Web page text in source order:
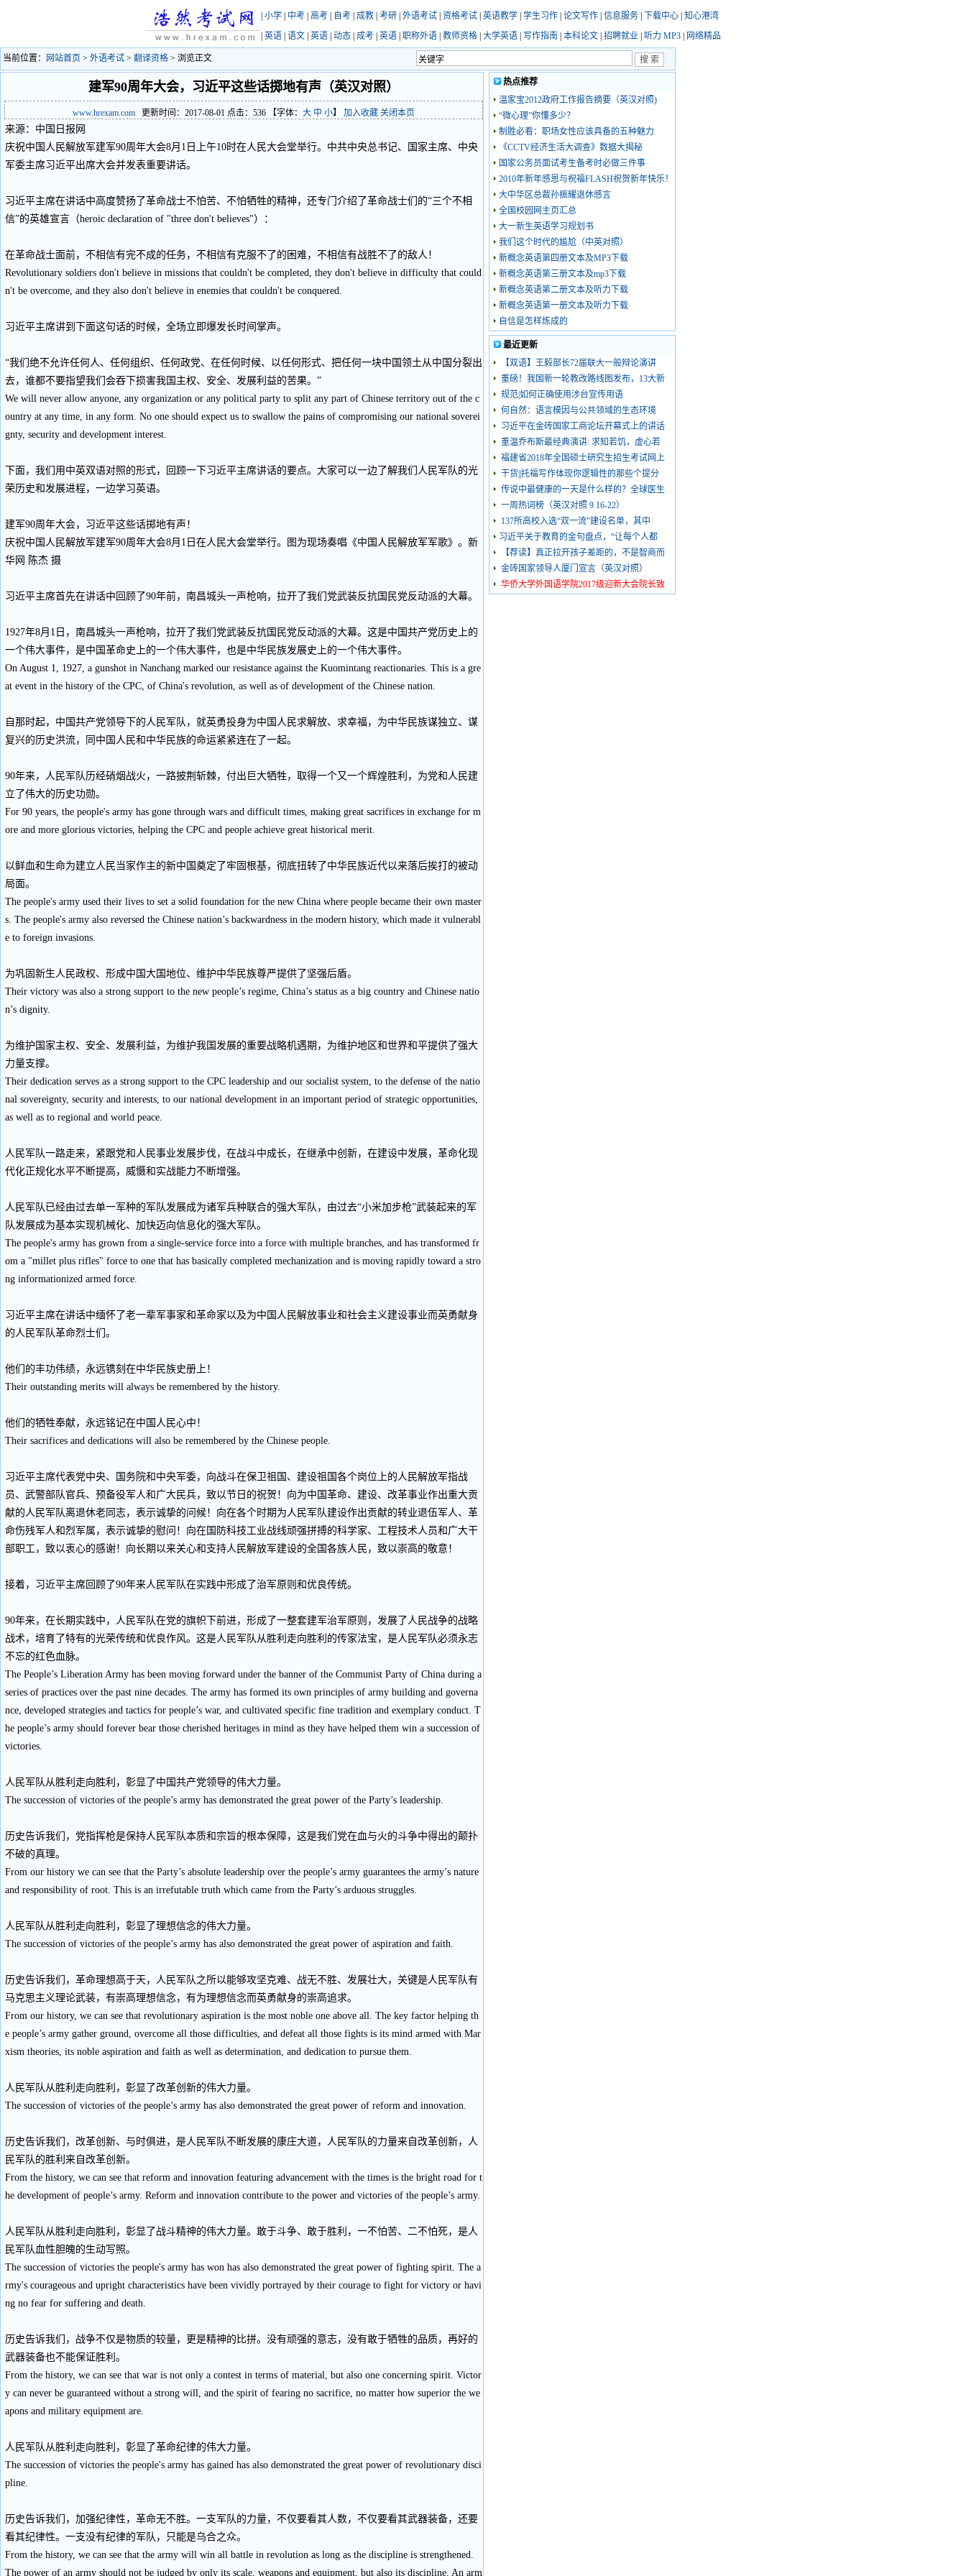
小学 中考 高考 自考 成教 考研 外语考试 资格考试 英语教学 学生习作 论文写作 信息服务 下载中心 知心港湾
英语 语文 英语 动态 成考 英语 职称外语 教师资格 大学英语 写作指南 本科论文 招聘就业 听力 MP3 网络精品
当前位置： 网站首页 > 外语考试 > 翻译资格 > 浏览正文
建军90周年大会，习近平这些话掷地有声（英汉对照）
www.hrexam.com 更新时间：2017-08-01 点击： 536 【字体： 大 中 小】 加入收藏 关闭本页
来源：中国日报网
庆祝中国人民解放军建军90周年大会8月1日上午10时在人民大会堂举行。中共中央总书记、国家主席、中央
军委主席习近平出席大会并发表重要讲话。
习近平主席在讲话中高度赞扬了革命战士不怕苦、不怕牺牲的精神，还专门介绍了革命战士们的“三个不相
信”的英雄宣言（heroic declaration of "three don't believes"）：
在革命战士面前，不相信有完不成的任务，不相信有克服不了的困难，不相信有战胜不了的敌人！
Revolutionary soldiers don't believe in missions that couldn't be completed, they don't believe in difficulty that could
n't be overcome, and they also don't believe in enemies that couldn't be conquered.
习近平主席讲到下面这句话的时候，全场立即爆发长时间掌声。
“我们绝不允许任何人、任何组织、任何政党、在任何时候、以任何形式、把任何一块中国领土从中国分裂出
去，谁都不要指望我们会吞下损害我国主权、安全、发展利益的苦果。”
We will never allow anyone, any organization or any political party to split any part of Chinese territory out of the c
ountry at any time, in any form. No one should expect us to swallow the pains of compromising our national soverei
gnty, security and development interest.
下面，我们用中英双语对照的形式，回顾一下习近平主席讲话的要点。大家可以一边了解我们人民军队的光
荣历史和发展进程，一边学习英语。
建军90周年大会，习近平这些话掷地有声！
庆祝中国人民解放军建军90周年大会8月1日在人民大会堂举行。图为现场奏唱《中国人民解放军军歌》。新
华网 陈杰 摄
习近平主席首先在讲话中回顾了90年前，南昌城头一声枪响，拉开了我们党武装反抗国民党反动派的大幕。
1927年8月1日，南昌城头一声枪响，拉开了我们党武装反抗国民党反动派的大幕。这是中国共产党历史上的
一个伟大事件，是中国革命史上的一个伟大事件，也是中华民族发展史上的一个伟大事件。
On August 1, 1927, a gunshot in Nanchang marked our resistance against the Kuomintang reactionaries. This is a gre
at event in the history of the CPC, of China's revolution, as well as of development of the Chinese nation.
自那时起，中国共产党领导下的人民军队，就英勇投身为中国人民求解放、求幸福，为中华民族谋独立、谋
复兴的历史洪流，同中国人民和中华民族的命运紧紧连在了一起。
90年来，人民军队历经硝烟战火，一路披荆斩棘，付出巨大牺牲，取得一个又一个辉煌胜利，为党和人民建
立了伟大的历史功勋。
For 90 years, the people's army has gone through wars and difficult times, making great sacrifices in exchange for m
ore and more glorious victories, helping the CPC and people achieve great historical merit.
以鲜血和生命为建立人民当家作主的新中国奠定了牢固根基，彻底扭转了中华民族近代以来落后挨打的被动
局面。
The people's army used their lives to set a solid foundation for the new China where people became their own master
s. The people's army also reversed the Chinese nation’s backwardness in the modern history, which made it vulnerabl
e to foreign invasions.
为巩固新生人民政权、形成中国大国地位、维护中华民族尊严提供了坚强后盾。
Their victory was also a strong support to the new people’s regime, China’s status as a big country and Chinese natio
n’s dignity.
为维护国家主权、安全、发展利益，为维护我国发展的重要战略机遇期，为维护地区和世界和平提供了强大
力量支撑。
Their dedication serves as a strong support to the CPC leadership and our socialist system, to the defense of the natio
nal sovereignty, security and interests, to our national development in an important period of strategic opportunities,
as well as to regional and world peace.
人民军队一路走来，紧跟党和人民事业发展步伐，在战斗中成长，在继承中创新，在建设中发展，革命化现
代化正规化水平不断提高，威慑和实战能力不断增强。
人民军队已经由过去单一军种的军队发展成为诸军兵种联合的强大军队，由过去“小米加步枪”武装起来的军
队发展成为基本实现机械化、加快迈向信息化的强大军队。
The people's army has grown from a single-service force into a force with multiple branches, and has transformed fr
om a "millet plus rifles" force to one that has basically completed mechanization and is moving rapidly toward a stro
ng informationized armed force.
习近平主席在讲话中缅怀了老一辈军事家和革命家以及为中国人民解放事业和社会主义建设事业而英勇献身
的人民军队革命烈士们。
他们的丰功伟绩，永远镌刻在中华民族史册上！
Their outstanding merits will always be remembered by the history.
他们的牺牲奉献，永远铭记在中国人民心中！
Their sacrifices and dedications will also be remembered by the Chinese people.
习近平主席代表党中央、国务院和中央军委，向战斗在保卫祖国、建设祖国各个岗位上的人民解放军指战
员、武警部队官兵、预备役军人和广大民兵，致以节日的祝贺！向为中国革命、建设、改革事业作出重大贡
献的人民军队离退休老同志，表示诚挚的问候！向在各个时期为人民军队建设作出贡献的转业退伍军人、革
命伤残军人和烈军属，表示诚挚的慰问！向在国防科技工业战线顽强拼搏的科学家、工程技术人员和广大干
部职工，致以衷心的感谢！向长期以来关心和支持人民解放军建设的全国各族人民，致以崇高的敬意！
接着，习近平主席回顾了90年来人民军队在实践中形成了治军原则和优良传统。
90年来，在长期实践中，人民军队在党的旗帜下前进，形成了一整套建军治军原则，发展了人民战争的战略
战术，培育了特有的光荣传统和优良作风。这是人民军队从胜利走向胜利的传家法宝，是人民军队必须永志
不忘的红色血脉。
The People’s Liberation Army has been moving forward under the banner of the Communist Party of China during a
series of practices over the past nine decades. The army has formed its own principles of army building and governa
nce, developed strategies and tactics for people’s war, and cultivated specific fine tradition and exemplary conduct. T
he people’s army should forever bear those cherished heritages in mind as they have helped them win a succession of
victories.
人民军队从胜利走向胜利，彰显了中国共产党领导的伟大力量。
The succession of victories of the people’s army has demonstrated the great power of the Party’s leadership.
历史告诉我们，党指挥枪是保持人民军队本质和宗旨的根本保障，这是我们党在血与火的斗争中得出的颠扑
不破的真理。
From our history we can see that the Party’s absolute leadership over the people’s army guarantees the army’s nature
and responsibility of root. This is an irrefutable truth which came from the Party’s arduous struggles.
人民军队从胜利走向胜利，彰显了理想信念的伟大力量。
The succession of victories of the people’s army has also demonstrated the great power of aspiration and faith.
历史告诉我们，革命理想高于天，人民军队之所以能够攻坚克难、战无不胜、发展壮大，关键是人民军队有
马克思主义理论武装，有崇高理想信念，有为理想信念而英勇献身的崇高追求。
From our history, we can see that revolutionary aspiration is the most noble one above all. The key factor helping th
e people’s army gather ground, overcome all those difficulties, and defeat all those fights is its mind armed with Mar
xism theories, its noble aspiration and faith as well as determination, and dedication to pursue them.
人民军队从胜利走向胜利，彰显了改革创新的伟大力量。
The succession of victories of the people’s army has also demonstrated the great power of reform and innovation.
历史告诉我们，改革创新、与时俱进，是人民军队不断发展的康庄大道，人民军队的力量来自改革创新，人
民军队的胜利来自改革创新。
From the history, we can see that reform and innovation featuring advancement with the times is the bright road for t
he development of people’s army. Reform and innovation contribute to the power and victories of the people’s army.
人民军队从胜利走向胜利，彰显了战斗精神的伟大力量。敢于斗争、敢于胜利，一不怕苦、二不怕死，是人
民军队血性胆魄的生动写照。
The succession of victories the people's army has won has also demonstrated the great power of fighting spirit. The a
rmy's courageous and upright characteristics have been vividly portrayed by their courage to fight for victory or havi
ng no fear for suffering and death.
历史告诉我们，战争不仅是物质的较量，更是精神的比拼。没有顽强的意志，没有敢于牺牲的品质，再好的
武器装备也不能保证胜利。
From the history, we can see that war is not only a contest in terms of material, but also one concerning spirit. Victor
y can never be guaranteed without a strong will, and the spirit of fearing no sacrifice, no matter how superior the we
apons and military equipment are.
人民军队从胜利走向胜利，彰显了革命纪律的伟大力量。
The succession of victories the people's army has gained has also demonstrated the great power of revolutionary disci
pline.
历史告诉我们，加强纪律性，革命无不胜。一支军队的力量，不仅要看其人数，不仅要看其武器装备，还要
看其纪律性。一支没有纪律的军队，只能是乌合之众。
From the history, we can see that the army will win all battle in revolution as long as the discipline is strengthened.
The power of an army should not be judged by only its scale, weapons and equipment, but also its discipline. An arm
热点推荐
温家宝2012政府工作报告摘要（英汉对照)
“微心理”你懂多少？
制胜必看：职场女性应该具备的五种魅力
《CCTV经济生活大调查》数据大揭秘
国家公务员面试考生备考时必做三件事
2010年新年感恩与祝福FLASH祝贺新年快乐！
大中华区总裁孙振耀退休感言
全国校园网主页汇总
大一新生英语学习规划书
我们这个时代的尴尬（中英对照）
新概念英语第四册文本及MP3下载
新概念英语第三册文本及mp3下载
新概念英语第二册文本及听力下载
新概念英语第一册文本及听力下载
自信是怎样炼成的
最近更新
【双语】王毅部长72届联大一般辩论演讲
重磅！我国新一轮教改路线图发布，13大新
规范|如何正确使用涉台宣传用语
何自然：语言模因与公共领域的生态环境
习近平在金砖国家工商论坛开幕式上的讲话
重温乔布斯最经典演讲: 求知若饥，虚心若
福建省2018年全国硕士研究生招生考试网上
干货||托福写作体现你逻辑性的那些个提分
传说中最健康的一天是什么样的？全球医生
一周热词榜（英汉对照 9.16-22）
137所高校入选“双一流”建设名单，其中
习近平关于教育的金句盘点，“让每个人都
【荐读】真正拉开孩子差距的，不是智商而
金砖国家领导人厦门宣言（英汉对照）
华侨大学外国语学院2017级迎新大会院长致